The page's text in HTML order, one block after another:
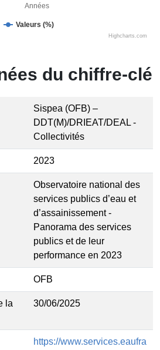
Années
Valeurs (%)
Highcharts.com
du chiffre‐clé
Sispea (OFB) –
DDT(M)/DRIEAT/DEAL -
Collectivités
2023
Observatoire national des
services publics d’eau et
d’assainissement -
Panorama des services
publics et de leur
performance en 2023
OFB
la
30/06/2025
https://www.services.eaufra